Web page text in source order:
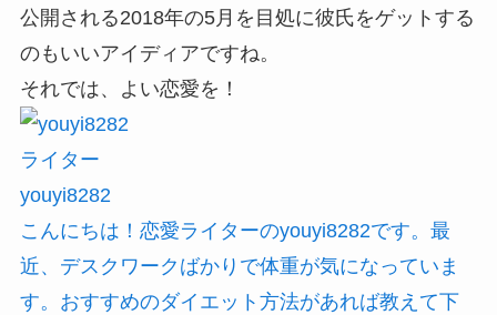
公開される2018年の5月を目処に彼氏をゲットする
のもいいアイディアですね。
それでは、よい恋愛を！
ライター
youyi8282
こんにちは！恋愛ライターのyouyi8282です。最
近、デスクワークばかりで体重が気になっていま
す。おすすめのダイエット方法があれば教えて下